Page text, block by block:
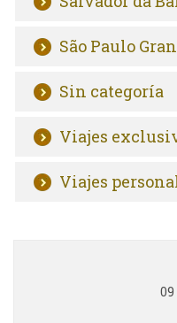
São Paulo
Sin categoría
Viajes
Viajes